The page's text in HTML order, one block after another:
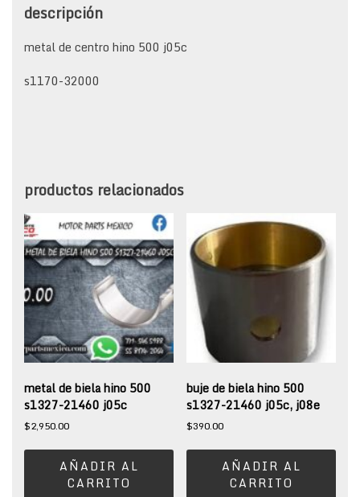
descripción
metal de centro hino 500 j05c
s1170-32000
productos relacionados
metal de biela hino 500
s1327-21460 j05c
$2,950.00
AÑADIR AL
CARRITO
buje de biela hino 500
s1327-21460 j05c, j08e
$390.00
AÑADIR AL
CARRITO